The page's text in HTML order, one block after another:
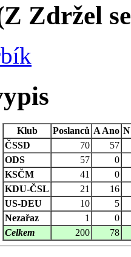
Z Zdržel
Klub Poslanců A Ano N
ČSSD
70
57
ODS
57
0
KSČM
41
0
KDU-ČSL
21
16
US-DEU
10
5
Nezařaz
1
0
Celkem
200 78